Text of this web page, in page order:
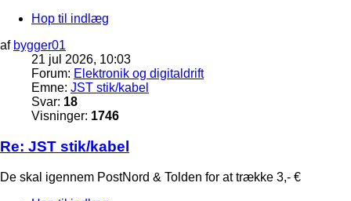
Hop til indlæg
af bygger01
21 jul 2026, 10:03
Forum: Elektronik og digitaldrift
Emne: JST stik/kabel
Svar: 18
Visninger: 1746
Re: JST stik/kabel
De skal igennem PostNord & Tolden for at trække 3,- €